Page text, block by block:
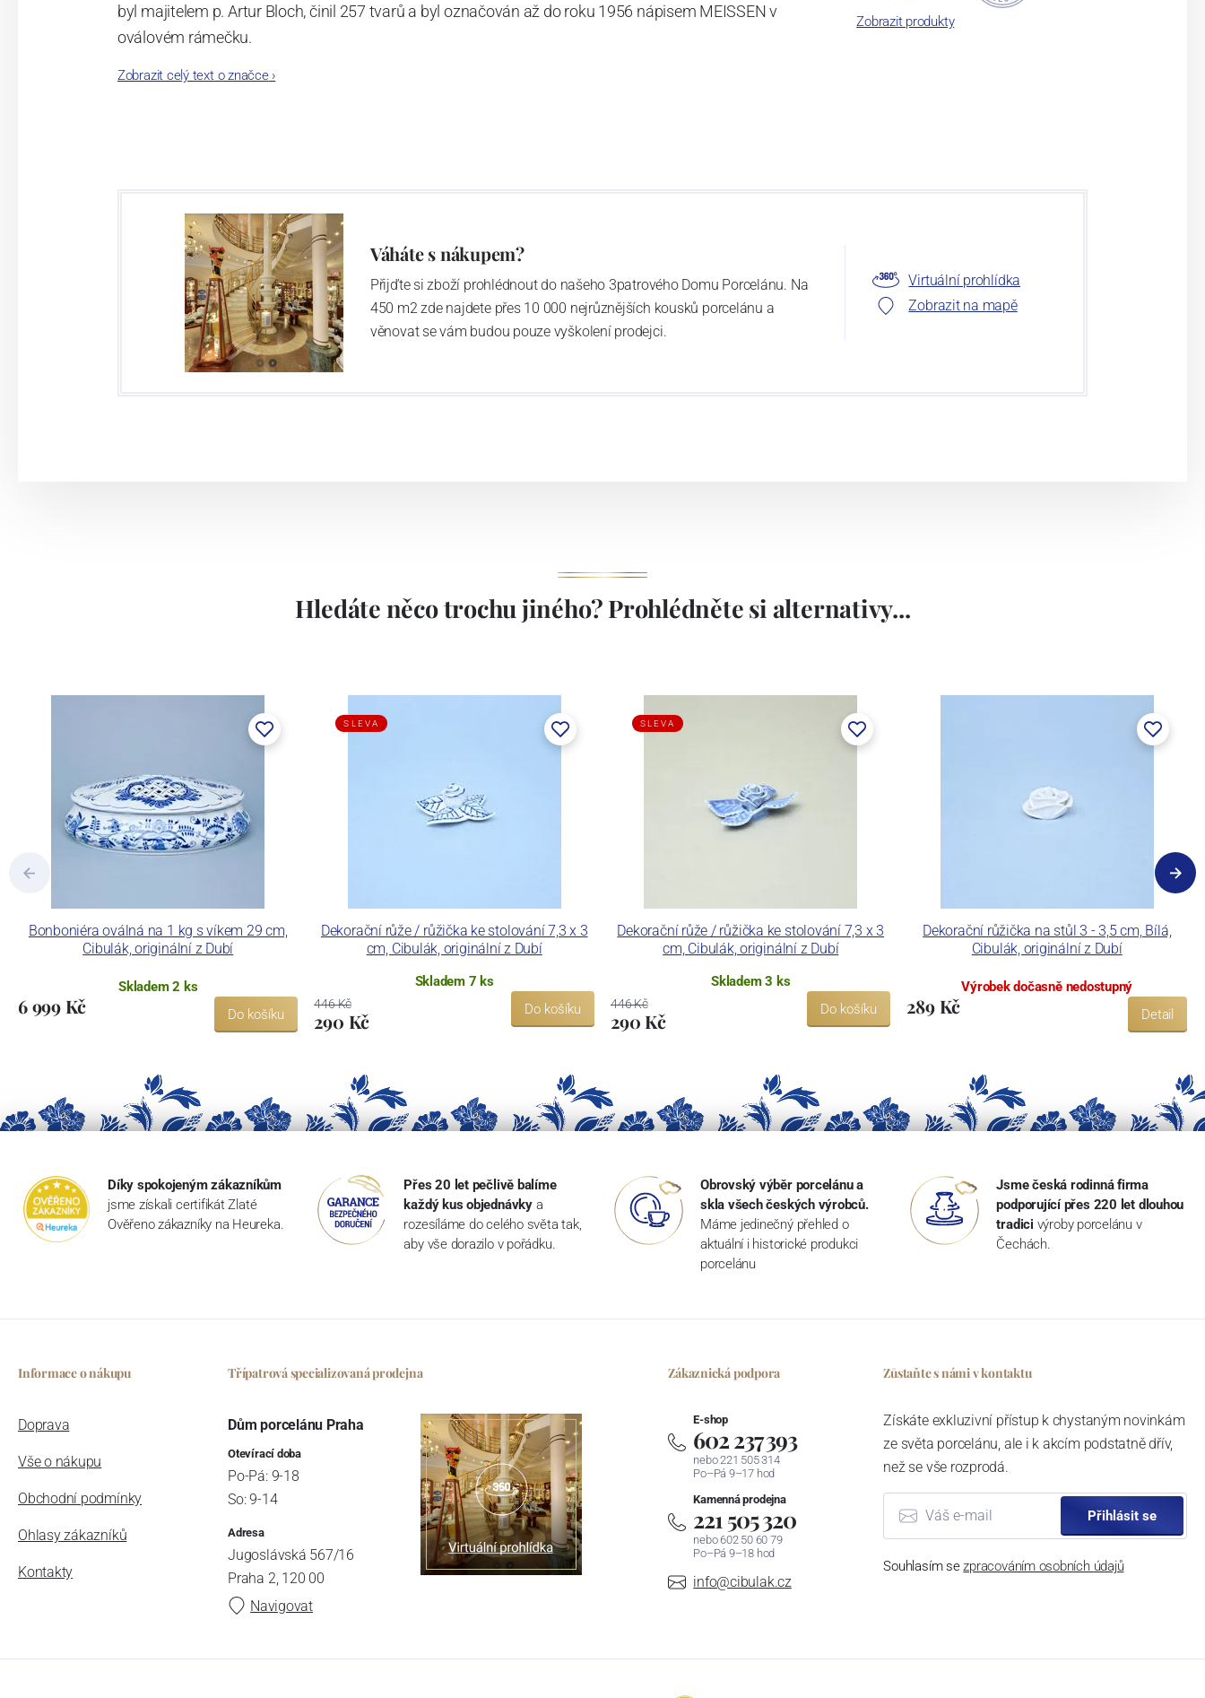
byl majitelem p. Artur Bloch, činil 257 tvarů a byl označován až do roku 1956 nápisem MEISSEN v
oválovém rámečku.
Dnes, kdy čtete tento úvod, nese firma název
Zobrazit celý text o značce›
Zobrazit produkty
Váháte s nákupem?
Přijďte si zboží prohlédnout do našeho 3patrového Domu Porcelánu. Na
450 m2 zde najdete přes 10 000 nejrůznějších kousků porcelánu a
věnovat se vám budou pouze vyškolení prodejci.
Virtuální prohlídka
Zobrazit na mapě
Hledáte něco trochu jiného? Prohlédněte si alternativy...
Bonboniéra oválná na 1 kg s víkem 29 cm,
Cibulák, originální z Dubí
Skladem 2 ks
6 999 Kč Do košíku
Dekorační růže / růžička ke stolování 7,3 x 3
cm, Cibulák, originální z Dubí
SLEVA
Skladem 7 ks
446 Kč
290 Kč
Do košíku
Dekorační růže / růžička ke stolování 7,3 x 3
cm, Cibulák, originální z Dubí
SLEVA
Skladem 3 ks
446 Kč
290 Kč
Do košíku
Dekorační růžička na stůl 3 - 3,5 cm, Bílá,
Cibulák, originální z Dubí
Výrobek dočasně nedostupný
289 Kč Detail
Díky spokojeným zákazníkům
jsme získali certifikát Zlaté
Ověřeno zákazníky na Heureka.
Přes 20 let pečlivě balíme
každý kus objednávky a
rozesíláme do celého světa tak,
aby vše dorazilo v pořádku.
Obrovský výběr porcelánu a
skla všech českých výrobců.
Máme jedinečný přehled o
aktuální i historické produkci
porcelánu
Jsme česká rodinná firma
podporující přes 220 let dlouhou
tradici výroby porcelánu v
Čechách.
Informace o nákupu
Doprava
Vše o nákupu
Obchodní podmínky
Ohlasy zákazníků
Kontakty
Třípatrová specializovaná prodejna
Dům porcelánu Praha
Otevírací doba
Po-Pá: 9-18
So: 9-14
Adresa
Jugoslávská 567/16
Praha 2, 120 00
Navigovat
Zákaznická podpora
E-shop
602 237 393
nebo 221 505 314
Po–Pá 9–17 hod
Kamenná prodejna
221 505 320
nebo 602 50 60 79
Po–Pá 9–18 hod
info@cibulak.cz
Zůstaňte s námi v kontaktu
Získáte exkluzivní přístup k chystaným novinkám
ze světa porcelánu, ale i k akcím podstatně dřív,
než se vše rozprodá.
Přihlásit se
Souhlasím sezpracováním osobních údajů